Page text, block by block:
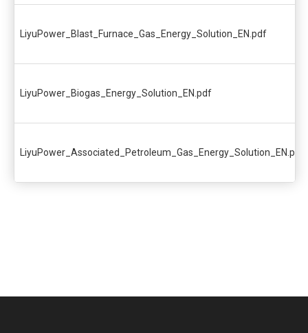
LiyuPower_Blast_Furnace_Gas_Energy_Solution_EN.pdf
LiyuPower_Biogas_Energy_Solution_EN.pdf
LiyuPower_Associated_Petroleum_Gas_Energy_Solution_EN.pdf